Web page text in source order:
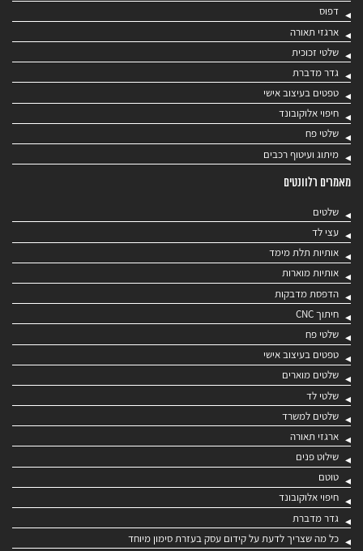
דפוס
ארגזי תאורה
שלטי זכוכית
גדר מדברת
טפטים בעיצוב אישי
חיפוי אלוקובונד
שלטי פח
מיתוג ועיטוף רכבים
מאמרים רלוונטים
שלטים
עצי לד
אותיות תלת מימד
אותיות מוארות
הדפסת מדבקות
חיתוך CNC
שלטי פח
טפטים בעיצוב אישי
שלטים מוארים
שלטי לד
שלטים למשרד
ארגזי תאורה
שילוט פנים
טוטם
חיפוי אלוקובונד
גדר מדברת
כל מה שצריך לדעת על קידום עסק בעזרת סימון מיוחד